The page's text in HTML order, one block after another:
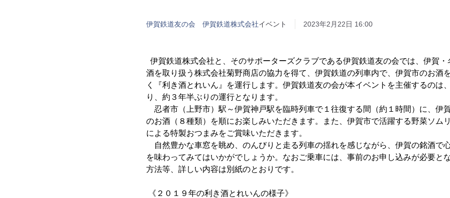
伊賀鉄道友の会 伊賀鉄道株式会社イベント 2023年2月22日 16:00
伊賀鉄道株式会社と、そのサポーターズクラブである伊賀鉄道友の会では、伊賀
酒を取り扱う株式会社菊野商店の協力を得て、伊賀鉄道の列車内で、伊賀市のお酒
く『利き酒とれいん』を運行します。伊賀鉄道友の会が本イベントを主催するのは
り、約３年半ぶりの運行となります。
忍者市（上野市）駅～伊賀神戸駅を臨時列車で１往復する間（約１時間）に、伊
のお酒（８種類）を順にお楽しみいただきます。また、伊賀市で活躍する野菜ソム
による特製おつまみをご賞味いただきます。
自然豊かな車窓を眺め、のんびりと走る列車の揺れを感じながら、伊賀の銘酒で
を味わってみてはいかがでしょうか。なおご乗車には、事前のお申し込みが必要と
方法等、詳しい内容は別紙のとおりです。
《２０１９年の利き酒とれいんの様子》